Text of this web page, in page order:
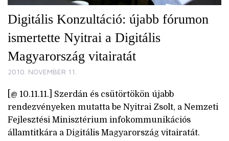
Digitális Konzultáció: újabb fórumon
ismertette Nyitrai a Digitális
Magyarország vitairatát
2010. NOVEMBER 11.
[@ 10.11.11.] Szerdán és csütörtökön újabb
rendezvényeken mutatta be Nyitrai Zsolt, a Nemzeti
Fejlesztési Minisztérium infokommunikációs
államtitkára a Digitális Magyarország vitairatát.